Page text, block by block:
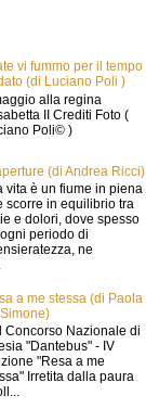
vi fummo per il tempo
(di Luciano Poli )
alla regina
II Crediti Foto (
Poli© )
(di Andrea Ricci)
vita è un fiume in piena
scorre in equilibrio tra
e dolori, dove spesso
periodo di
ne
a me stessa (di Paola
Concorso Nazionale di
"Dantebus" - IV
"Resa a me
Irretita dalla paura